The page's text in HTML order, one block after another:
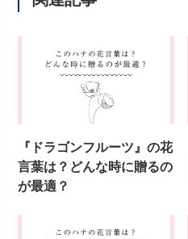
『ドラゴンフルーツ』の花
言葉は？どんな時に贈るの
が最適？